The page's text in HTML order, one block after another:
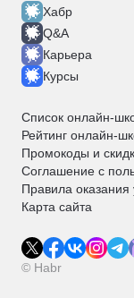
Хабр
Q&A
Карьера
Курсы
Список онлайн-
Рейтинг онлайн-
Промокоды и
Соглашение с
Правила оказания
Карта сайта
© Habr